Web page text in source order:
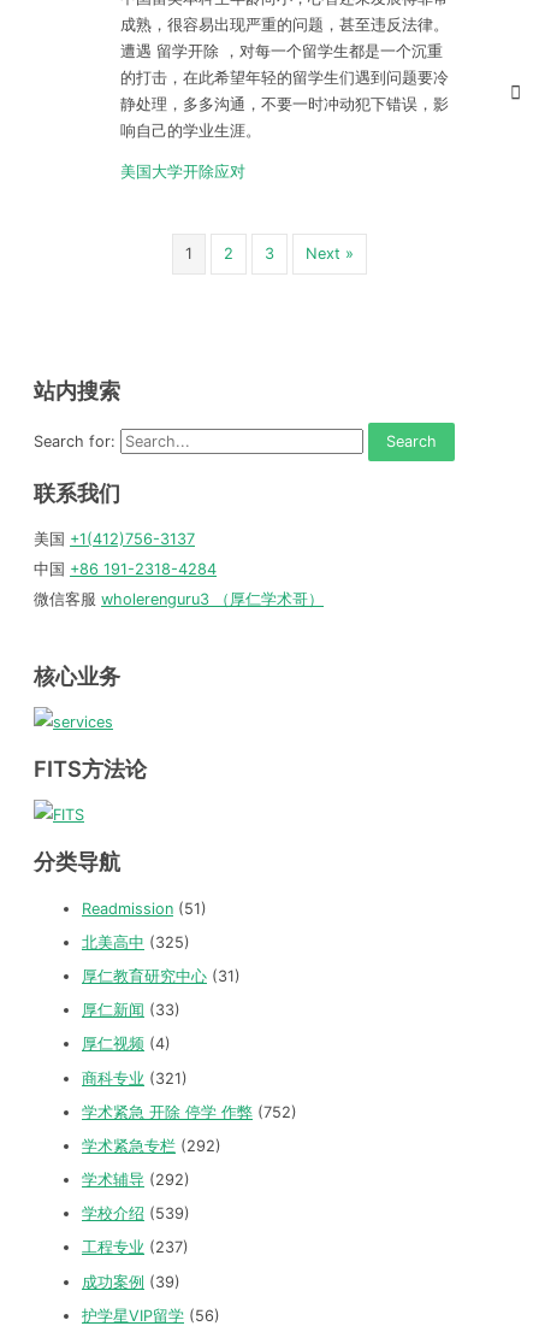
成熟，很容易出现严重的问题，甚至违反法律。
遭遇 留学开除 ，对每一个留学生都是一个沉重
的打击，在此希望年轻的留学生们遇到问题要冷
静处理，多多沟通，不要一时冲动犯下错误，影
响自己的学业生涯。
美国大学开除应对
1 2 3 Next »
站内搜索
Search for:
联系我们
美国 +1(412)756-3137
中国 +86 191-2318-4284
微信客服 wholerenguru3 （厚仁学术哥）
核心业务
FITS方法论
分类导航
Readmission (51)
北美高中 (325)
厚仁教育研究中心 (31)
厚仁新闻 (33)
厚仁视频 (4)
商科专业 (321)
学术紧急 开除 停学 作弊 (752)
学术紧急专栏 (292)
学术辅导 (292)
学校介绍 (539)
工程专业 (237)
成功案例 (39)
护学星VIP留学 (56)